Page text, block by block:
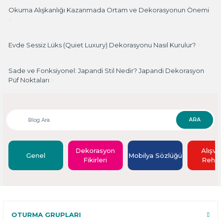
Okuma Alışkanlığı Kazanmada Ortam ve Dekorasyonun Önemi
Evde Sessiz Lüks (Quiet Luxury) Dekorasyonu Nasıl Kurulur?
Sade ve Fonksiyonel: Japandi Stil Nedir? Japandi Dekorasyon
Püf Noktaları
ARA
Genel
Dekorasyon
Fikirleri
Mobilya Sözlüğü
OTURMA GRUPLARI